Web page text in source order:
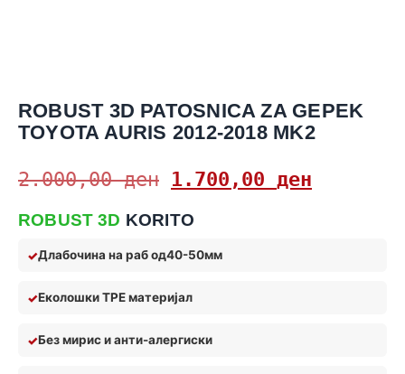
ROBUST 3D PATOSNICA ZA GEPEK
TOYOTA AURIS 2012-2018 MK2
2.000,00ден 1.700,00 ден
ROBUST 3D KORITO
Длабочина на раб од40-50мм
Еколошки TPE материјал
Без мирис и анти-алергиски